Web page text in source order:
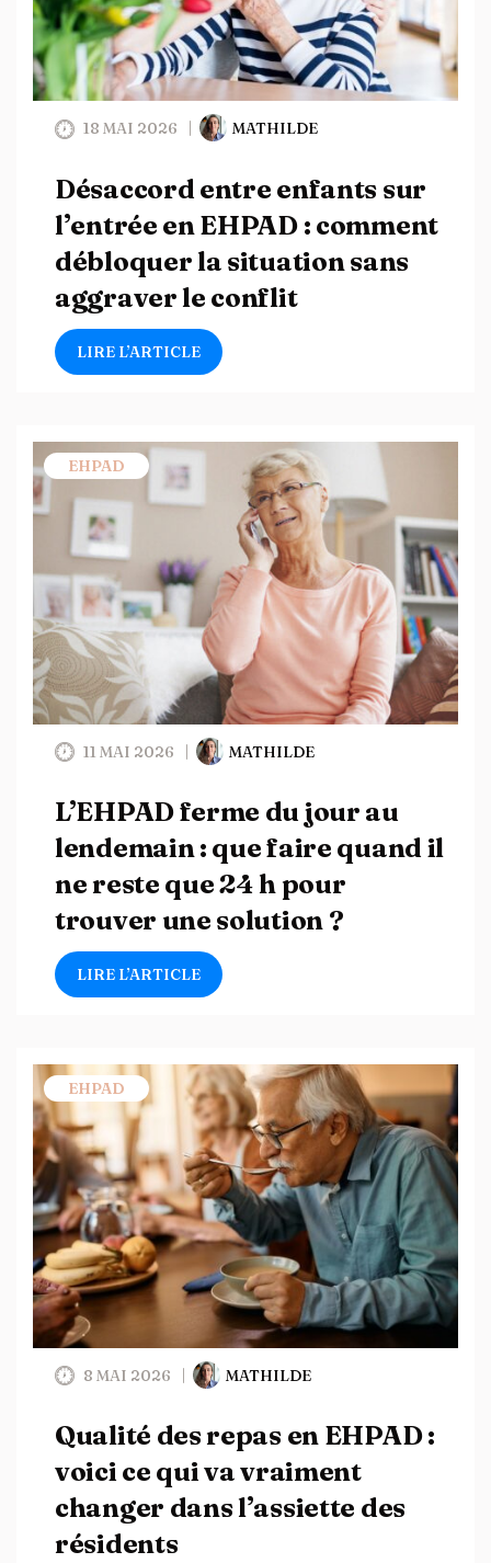
18 MAI 2026 MATHILDE
Désaccord entre enfants sur
l’entrée en EHPAD : comment
débloquer la situation sans
aggraver le conflit
LIRE L’ARTICLE
EHPAD
11 MAI 2026 MATHILDE
L’EHPAD ferme du jour au
lendemain : que faire quand il
ne reste que 24 h pour
trouver une solution ?
LIRE L’ARTICLE
EHPAD
8 MAI 2026 MATHILDE
Qualité des repas en EHPAD :
voici ce qui va vraiment
changer dans l’assiette des
résidents